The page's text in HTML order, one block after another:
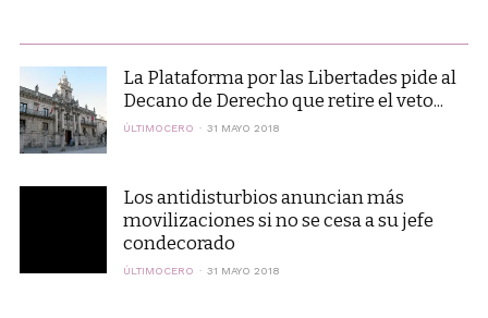
La Plataforma por las Libertades pide al
Decano de Derecho que retire el veto...
ÚLTIMOCERO 31 MAYO 2018
Los antidisturbios anuncian más
movilizaciones si no se cesa a su jefe
condecorado
ÚLTIMOCERO 31 MAYO 2018